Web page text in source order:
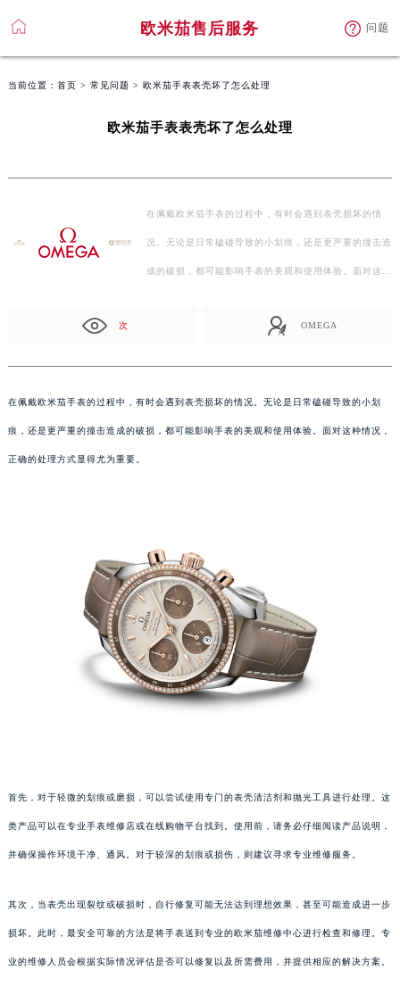
欧米茄售后服务 问题
当前位置： 首页 > 常见问题 > 欧米茄手表表壳坏了怎么处理
欧米茄手表表壳坏了怎么处理
在佩戴欧米茄手表的过程中，有时会遇到表壳损坏的情
况。无论是日常磕碰导致的小划痕，还是更严重的撞击造
成的破损，都可能影响手表的美观和使用体验。面对这
次 OMEGA
在佩戴欧米茄手表的过程中，有时会遇到表壳损坏的情况。无论是日常磕碰导致的小划
痕，还是更严重的撞击造成的破损，都可能影响手表的美观和使用体验。面对这种情况，
正确的处理方式显得尤为重要。
首先，对于轻微的划痕或磨损，可以尝试使用专门的表壳清洁剂和抛光工具进行处理。这
类产品可以在专业手表维修店或在线购物平台找到。使用前，请务必仔细阅读产品说明，
并确保操作环境干净、通风。对于较深的划痕或损伤，则建议寻求专业维修服务。
其次，当表壳出现裂纹或破损时，自行修复可能无法达到理想效果，甚至可能造成进一步
损坏。此时，最安全可靠的方法是将手表送到专业的欧米茄维修中心进行检查和修理。专
业的维修人员会根据实际情况评估是否可以修复以及所需费用，并提供相应的解决方案。